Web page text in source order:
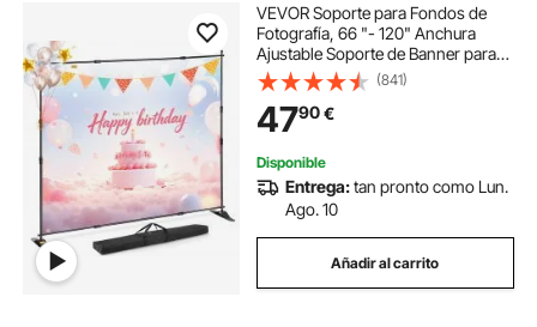
elevador para construcción
cinturones de construcción
paleta para la construccion
carretilla para construccion
VEVOR Soporte para Fondos de
Fotografía, 66 "- 120" Anchura
Ajustable Soporte de Banner para
Telón de Fondo Altura 37 "- 96"
Negro para Feria Comercial Ligero
Telescópico Ajustable Expositor
(841)
4790€
Disponible
Entrega:tan pronto como Lun.
Ago. 10
Añadir al carrito